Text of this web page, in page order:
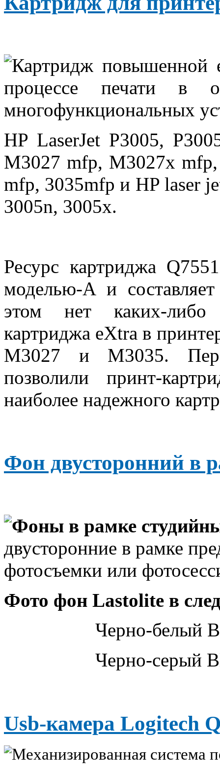
Картридж повышенной
процессе печати в
многофункциональных
HP LaserJet P3005,
M3027 mfp, M3027x
mfp, 3035mfp и HP laser
3005n, 3005x.
Ресурс картриджа
моделью-А и
этом нет каких-либо
картриджа eXtra в
M3027 и M3035.
позволили принт-
наиболее надежного
Фон двусторонний в
Фоны в рамке
двусторонние в рамке
фотосъемки или
Фото фон Lastolite в
Черно-белый
Черно-серый
Usb-камера Logitech
Механизированная система